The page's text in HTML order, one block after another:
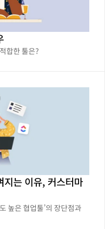
합한 툴은?
는 이유, 커스터마
높은 협업툴’의 장단점과